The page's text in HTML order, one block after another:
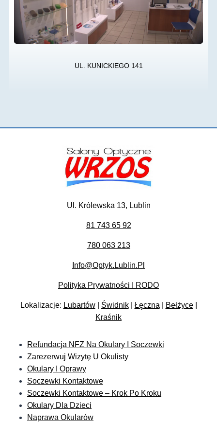
UL. KUNICKIEGO 141
Ul. Królewska 13, Lublin
81 743 65 92
780 063 213
Info@optyk.lublin.pl
Polityka Prywatności I RODO
Lokalizacje: Lubartów| Świdnik| Łęczna Bełżyce|
Kraśnik
Refundacja NFZ Na Okulary I Soczewki
Zarezerwuj Wizytę U Okulisty
Okulary I Oprawy
Soczewki Kontaktowe
Soczewki Kontaktowe – Krok Po Kroku
Okulary Dla Dzieci
Naprawa Okularów